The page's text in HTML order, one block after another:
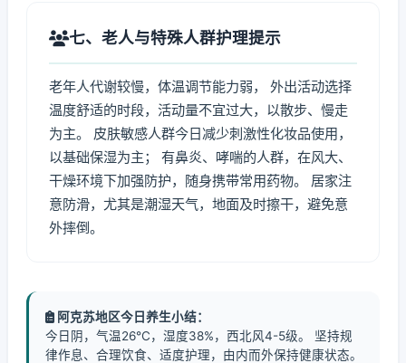
七、老人与特殊人群护理提示
老年人代谢较慢，体温调节能力弱， 外出活动选择
温度舒适的时段，活动量不宜过大，以散步、慢走
为主。 皮肤敏感人群今日减少刺激性化妆品使用，
以基础保湿为主； 有鼻炎、哮喘的人群，在风大、
干燥环境下加强防护，随身携带常用药物。 居家注
意防滑，尤其是潮湿天气，地面及时擦干，避免意
外摔倒。
阿克苏地区今日养生小结：
今日阴，气温26℃，湿度38%，西北风4-5级。 坚持规
律作息、合理饮食、适度护理，由内而外保持健康状态。